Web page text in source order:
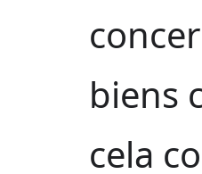
biens
cela